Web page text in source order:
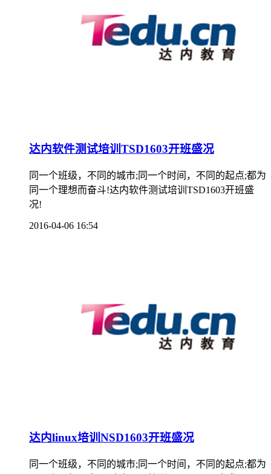
达内软件测试培训TSD1603开班盛况
同一个班级，不同的城市;同一个时间，不同的起点;都为
同一个理想而奋斗!达内软件测试培训TSD1603开班盛
况!
2016-04-06 16:54
达内linux培训NSD1603开班盛况
同一个班级，不同的城市;同一个时间，不同的起点;都为